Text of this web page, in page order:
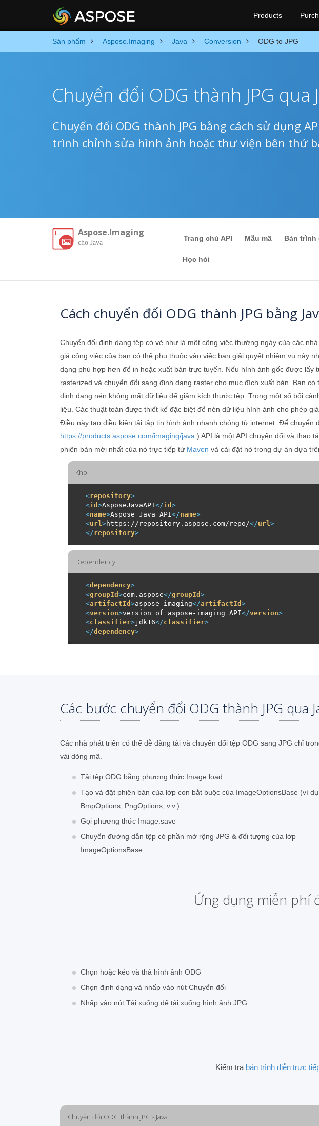
Products
Sản phẩm Aspose.Imaging Java Conversion ODG to JPG
Chuyển đổi ODG thành JPG qua
Chuyển đổi ODG thành JPG bằng cách sử dụng
trình chỉnh sửa hình ảnh hoặc thư viện bên thứ
Aspose.Imaging
cho Java
Trang chủ API Mẫu mã Bản trình
Học hỏi
Cách chuyển đổi ODG thành JPG bằng
Chuyển đổi định dạng tệp có vẻ như là một công việc thường ngày của các
giá công việc của bạn có thể phụ thuộc vào việc bạn giải quyết nhiệm vụ này
dạng phù hợp hơn để in hoặc xuất bản trực tuyến. Nếu hình ảnh gốc được
rasterized và chuyển đổi sang định dạng raster cho mục đích xuất bản. Bạn
định dạng nén không mất dữ liệu để giảm kích thước tệp. Trong một số bối
liệu. Các thuật toán được thiết kế đặc biệt để nén dữ liệu hình ảnh cho phép
Điều này tạo điều kiện tải tập tin hình ảnh nhanh chóng từ internet. Để chuyển
https://products.aspose.com/imaging/java ) API là một API chuyển đổi và thao
phiên bản mới nhất của nó trực tiếp từ Maven và cài đặt nó trong dự án dựa
Kho
<repository>
<id >AsposeJavaAPI</id >
<name>Aspose Java API</name>
<url>https://repository.aspose.com/repo/</url>
</repository>
Dependency
<dependency>
<groupId >com.aspose</groupId >
<artifactId >aspose-imaging</artifactId >
<version>version of aspose-imaging API</version>
<classifier>jdk16</classifier>
</dependency>
Các bước chuyển đổi ODG thành JPG qua
Các nhà phát triển có thể dễ dàng tải và chuyển đổi tệp ODG sang JPG chỉ
vài dòng mã.
Tải tệp ODG bằng phương thức Image.load
Tạo và đặt phiên bản của lớp con bắt buộc của ImageOptionsBase (ví
BmpOptions, PngOptions, v.v.)
Gọi phương thức Image.save
Chuyển đường dẫn tệp có phần mở rộng JPG & đối tượng của lớp
ImageOptionsBase
Ứng dụng miễn phí
Chọn hoặc kéo và thả hình ảnh ODG
Chọn định dạng và nhấp vào nút Chuyển đổi
Nhấp vào nút Tải xuống để tải xuống hình ảnh JPG
Kiểm tra bản trình diễn trực
Chuyển đổi ODG thành JPG - Java